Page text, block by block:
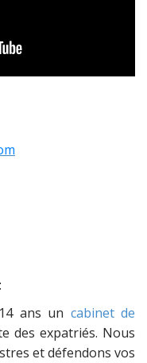
ans un cabinet de
des expatriés. Nous
et défendons vos